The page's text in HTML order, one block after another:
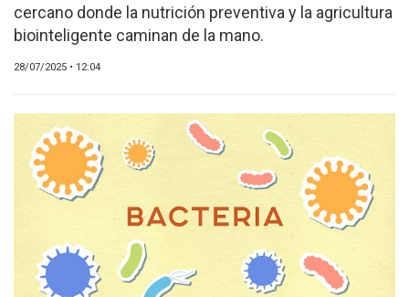
MARKETPLACE
DIRECTORIO
MEDIA KIT
SERVICIOS
cercano donde la nutrición preventiva y la agricultura
biointeligente caminan de la mano.
28/07/2025 • 12:04